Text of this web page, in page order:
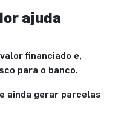
ajuda
financiado e,
para o banco.
ainda gerar parcelas